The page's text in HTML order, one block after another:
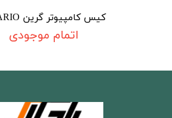
کیس کامپیوتر گرین Z1 ARIO
اتمام موجودی